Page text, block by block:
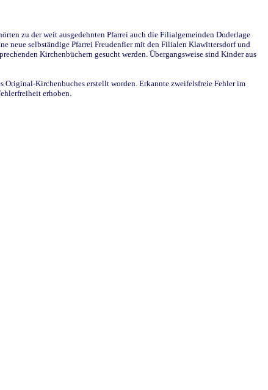
zu der weit ausgedehnten Pfarrei auch die Filialgemeinden Doderlage
neue selbständige Pfarrei Freudenfier mit den Filialen Klawittersdorf und
Kirchenbüchern gesucht werden. Übergangsweise sind Kinder aus
Kirchenbuches erstellt worden. Erkannte zweifelsfreie Fehler im
erhoben.